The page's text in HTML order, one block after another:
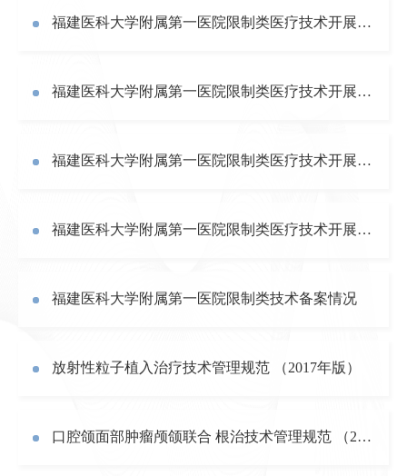
福建医科大学附属第一医院限制类医疗技术开展情况（2022年度）
福建医科大学附属第一医院限制类医疗技术开展情况（2021年度）
福建医科大学附属第一医院限制类医疗技术开展情况（2020年度）
福建医科大学附属第一医院限制类医疗技术开展情况（2019年度）
福建医科大学附属第一医院限制类技术备案情况
放射性粒子植入治疗技术管理规范 （2017年版）
口腔颌面部肿瘤颅颌联合 根治技术管理规范 （2017年版）